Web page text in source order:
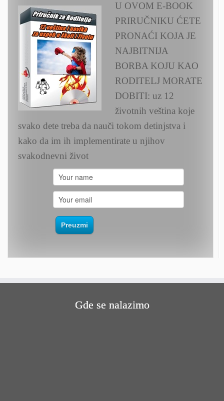
U OVOM E-BOOK
PRIRUČNIKU ĆETE
PRONAĆI KOJA JE
NAJBITNIJA
BORBA KOJU KAO
RODITELJ MORATE
DOBITI: uz 12
životnih veština koje
svako dete treba da nauči tokom detinjstva i
kako da im ih implementirate u njihov
svakodnevni život
Gde se nalazimo